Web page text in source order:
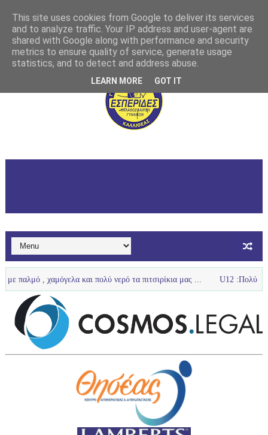
και πολύ νερό τα πιτσιρίκια μας ... U12 :Πολύ καλή
This site uses cookies from Google to deliver its services
and to analyze traffic. Your IP address and user-agent are
shared with Google along with performance and security
metrics to ensure quality of service, generate usage
statistics, and to detect and address abuse.
LEARN MORE GOT IT